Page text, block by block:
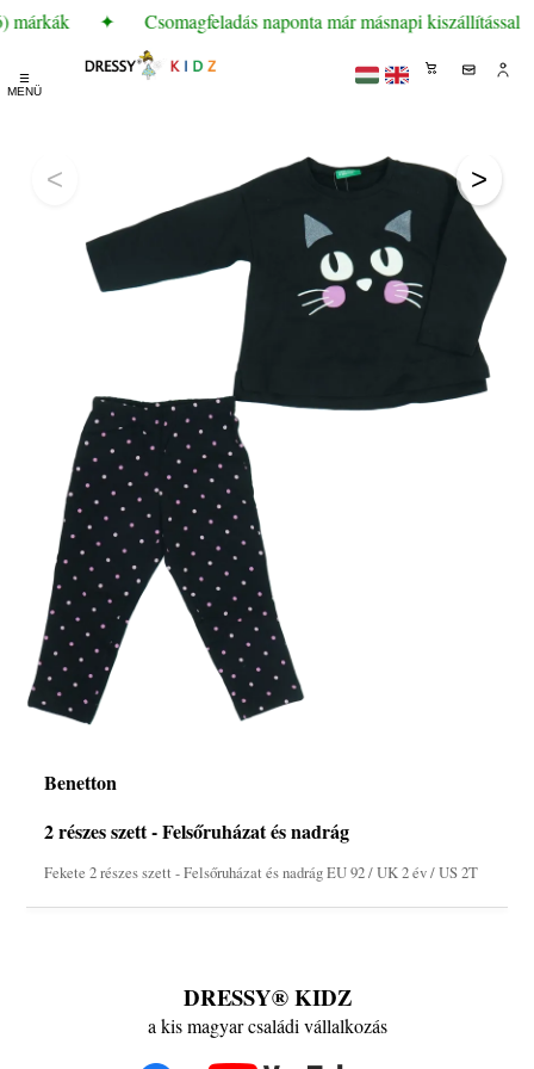
márkák ✦ Csomagfeladás naponta már másnapi kiszállítással
☰
MENÜ
< >
Benetton
2 részes szett - Felsőruházat és nadrág
Fekete 2 részes szett - Felsőruházat és nadrág EU 92 / UK 2 év / US 2T
DRESSY® KIDZ
a kis magyar családi vállalkozás